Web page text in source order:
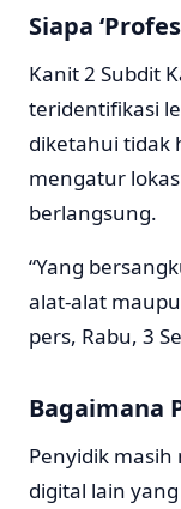
Siapa
Kanit 2 Subdit
teridentifikasi
diketahui tidak
mengatur
berlangsung.
“Yang
alat-alat
pers, Rabu, 3
Bagaimana
Penyidik
digital lain